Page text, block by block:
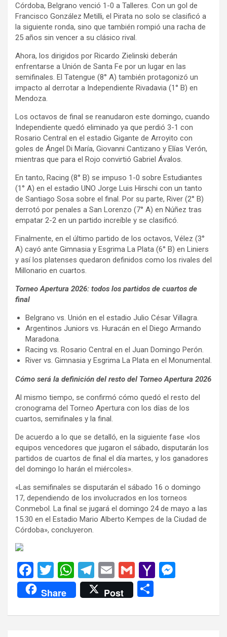
Córdoba, Belgrano venció 1-0 a Talleres. Con un gol de
Francisco González Metilli, el Pirata no solo se clasificó a
la siguiente ronda, sino que también rompió una racha de
25 años sin vencer a su clásico rival.
Ahora, los dirigidos por Ricardo Zielinski deberán
enfrentarse a Unión de Santa Fe por un lugar en las
semifinales. El Tatengue (8° A) también protagonizó un
impacto al derrotar a Independiente Rivadavia (1° B) en
Mendoza.
Los octavos de final se reanudaron este domingo, cuando
Independiente quedó eliminado ya que perdió 3-1 con
Rosario Central en el estadio Gigante de Arroyito con
goles de Ángel Di María, Giovanni Cantizano y Elías Verón,
mientras que para el Rojo convirtió Gabriel Ávalos.
En tanto, Racing (8° B) se impuso 1-0 sobre Estudiantes
(1° A) en el estadio UNO Jorge Luis Hirschi con un tanto
de Santiago Sosa sobre el final. Por su parte, River (2° B)
derrotó por penales a San Lorenzo (7° A) en Núñez tras
empatar 2-2 en un partido increíble y se clasificó.
Finalmente, en el último partido de los octavos, Vélez (3°
A) cayó ante Gimnasia y Esgrima La Plata (6° B) en Liniers
y así los platenses quedaron definidos como los rivales del
Millonario en cuartos.
Torneo Apertura 2026: todos los partidos de cuartos de
final
Belgrano vs. Unión en el estadio Julio César Villagra.
Argentinos Juniors vs. Huracán en el Diego Armando
Maradona.
Racing vs. Rosario Central en el Juan Domingo Perón.
River vs. Gimnasia y Esgrima La Plata en el Monumental.
Cómo será la definición del resto del Torneo Apertura 2026
Al mismo tiempo, se confirmó cómo quedó el resto del
cronograma del Torneo Apertura con los días de los
cuartos, semifinales y la final.
De acuerdo a lo que se detalló, en la siguiente fase «los
equipos vencedores que jugaron el sábado, disputarán los
partidos de cuartos de final el día martes, y los ganadores
del domingo lo harán el miércoles».
«Las semifinales se disputarán el sábado 16 o domingo
17, dependiendo de los involucrados en los torneos
Conmebol. La final se jugará el domingo 24 de mayo a las
15.30 en el Estadio Mario Alberto Kempes de la Ciudad de
Córdoba», concluyeron.
F
a
ce
b
T
wi
tt
er
W
h
at
s
T
el
e
gr
E
m
ail
G
m
ail
Y
o
n
Share Post
m